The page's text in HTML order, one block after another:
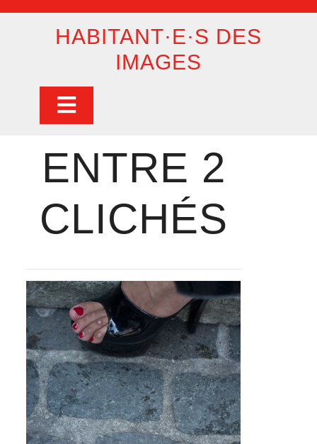
HABITANT·E·S DES
IMAGES
Open
ENTRE 2
CLICHÉS